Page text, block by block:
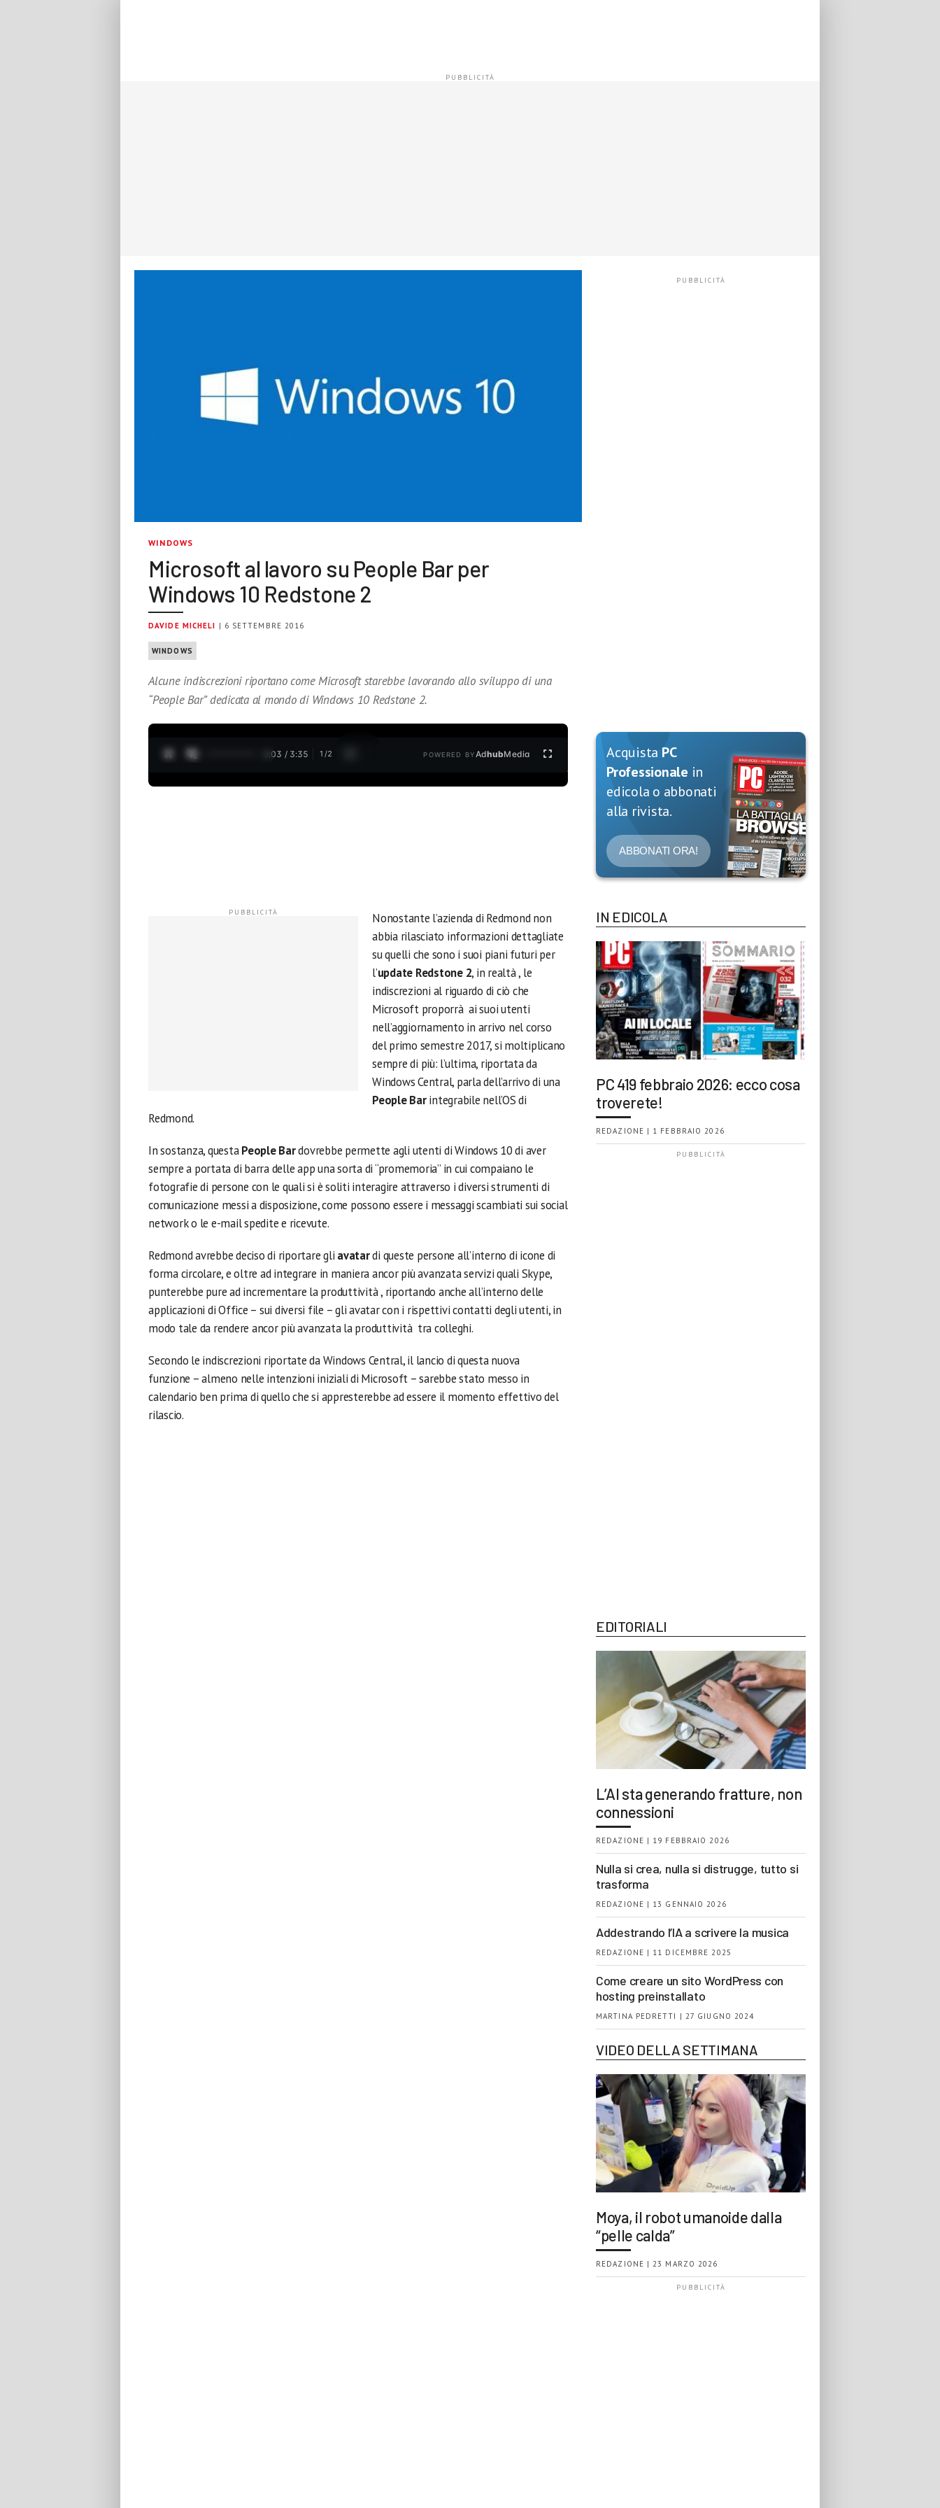
WINDOWS
Microsoft al lavoro su People Bar per
Windows 10 Redstone 2
DAVIDE MICHELI | 6 SETTEMBRE 2016
WINDOWS
Alcune indiscrezioni riportano come Microsoft starebbe lavorando allo sviluppo di una
“People Bar” dedicata al mondo di Windows 10 Redstone 2.
0:04 / 3:35 1 /2 POWERED BYAdhubMedia
Nonostante l’azienda di Redmond non
abbia rilasciato informazioni dettagliate
su quelli che sono i suoi piani futuri per
l’update Redstone 2, in realtà , le
indiscrezioni al riguardo di ciò che
Microsoft proporrà ai suoi utenti
nell’aggiornamento in arrivo nel corso
del primo semestre 2017, si moltiplicano
sempre di più: l’ultima, riportata da
Windows Central, parla dell’arrivo di una
People Barintegrabile nell’OS di
Redmond.
In sostanza, questaPeople Bardovrebbe permette agli utenti di Windows 10 di aver
sempre a portata di barra delle app una sorta di “promemoria” in cui compaiano le
fotografie di persone con le quali si è soliti interagire attraverso i diversi strumenti di
comunicazione messi a disposizione, come possono essere i messaggi scambiati sui social
network o le e-mail spedite e ricevute.
Redmond avrebbe deciso di riportare gli avatardi queste persone all’interno di icone di
forma circolare, e oltre ad integrare in maniera ancor più avanzata servizi quali Skype,
punterebbe pure ad incrementare la produttività , riportando anche all’interno delle
applicazioni di Office – sui diversi file – gli avatar con i rispettivi contatti degli utenti, in
modo tale da rendere ancor più avanzata la produttività tra colleghi.
Secondo le indiscrezioni riportate da Windows Central, il lancio di questa nuova
funzione – almeno nelle intenzioni iniziali di Microsoft – sarebbe stato messo in
calendario ben prima di quello che si appresterebbe ad essere il momento effettivo del
rilascio.
Acquista PC
Professionale in
edicola o abbonati
alla rivista.
ABBONATI ORA!
IN EDICOLA
PC 419 febbraio 2026: ecco cosa
troverete!
REDAZIONE | 1 FEBBRAIO 2026
EDITORIALI
L’AI sta generando fratture, non
connessioni
REDAZIONE | 19 FEBBRAIO 2026
Nulla si crea, nulla si distrugge, tutto si
trasforma
REDAZIONE | 13 GENNAIO 2026
Addestrando l’IA a scrivere la musica
REDAZIONE | 11 DICEMBRE 2025
Come creare un sito WordPress con
hosting preinstallato
MARTINA PEDRETTI | 27 GIUGNO 2024
VIDEO DELLA SETTIMANA
Moya, il robot umanoide dalla
“pelle calda”
REDAZIONE | 23 MARZO 2026